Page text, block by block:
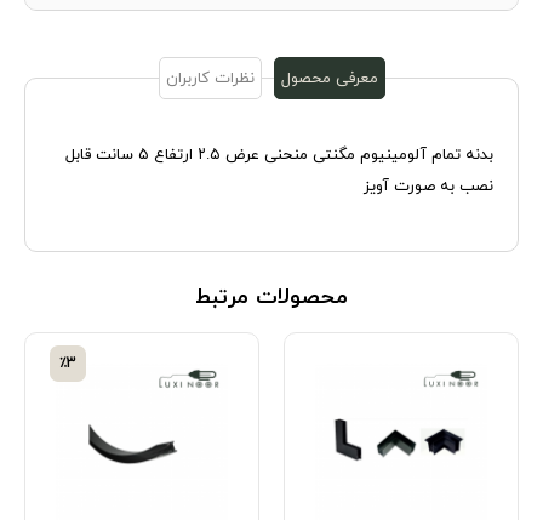
معرفی محصول نظرات کاربران
بدنه تمام آلومینیوم مگنتی منحنی عرض ۲.۵ ارتفاع ۵ سانت قابل
نصب به صورت آویز
محصولات مرتبط
٪3